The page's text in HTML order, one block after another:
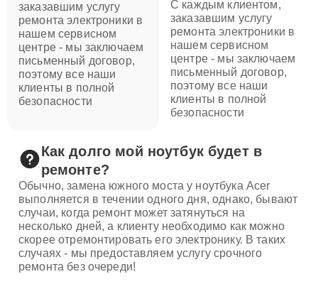
заказавшим услугу
ремонта электроники в
нашем сервисном
центре - мы заключаем
письменный договор,
поэтому все наши
клиенты в полной
безопасности
С каждым клиентом,
заказавшим услугу
ремонта электроники в
нашем сервисном
центре - мы заключаем
письменный договор,
поэтому все наши
клиенты в полной
безопасности
Как долго мой ноутбук будет в
ремонте?
Обычно, замена южного моста у ноутбука Acer
выполняется в течении одного дня, однако, бывают
случаи, когда ремонт может затянуться на
несколько дней, а клиенту необходимо как можно
скорее отремонтировать его электронику. В таких
случаях - мы предоставляем услугу срочного
ремонта без очереди!